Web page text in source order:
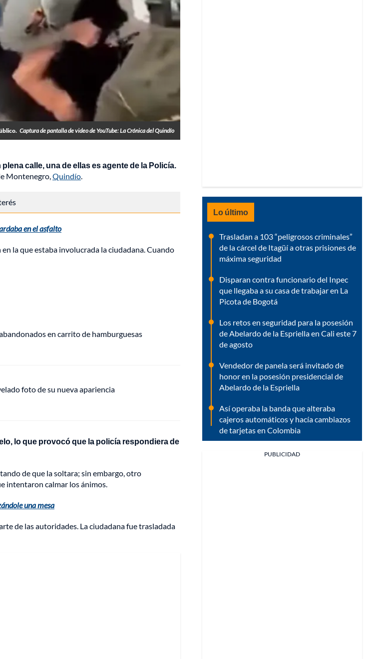
Captura de pantalla de video de YouTube: La Crónica del Quindío
calle, una de ellas es agente de la Policía.
Montenegro,Quindío.
en el asfalto
la que estaba involucrada la ciudadana. Cuando
en carrito de hamburguesas
foto de su nueva apariencia
lo que provocó que la policía respondiera de
de que la soltara; sin embargo, otro
intentaron calmar los ánimos.
una mesa
de las autoridades. La ciudadana fue trasladada
Lo último
Trasladan a 103 “peligrosos criminales”
de la cárcel de Itagüí a otras prisiones de
máxima seguridad
Disparan contra funcionario del Inpec
que llegaba a su casa de trabajar en La
Picota de Bogotá
Los retos en seguridad para la posesión
de Abelardo de la Espriella en Cali este 7
de agosto
Vendedor de panela será invitado de
honor en la posesión presidencial de
Abelardo de la Espriella
Así operaba la banda que alteraba
cajeros automáticos y hacía cambiazos
de tarjetas en Colombia
PUBLICIDAD